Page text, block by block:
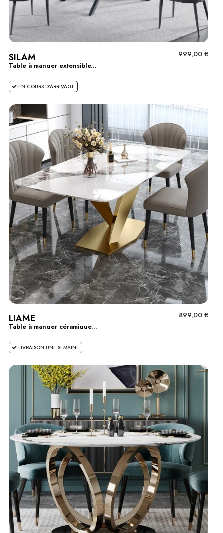
SILAM
Table à manger extensible...
999,00 €
EN COURS D'ARRIVAGE
LIAME
Table à manger céramique...
899,00 €
LIVRAISON UNE SEMAINE